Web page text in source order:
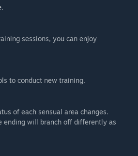
sessions, you can enjoy
to conduct new training.
of each sensual area changes.
ending will branch off differently as